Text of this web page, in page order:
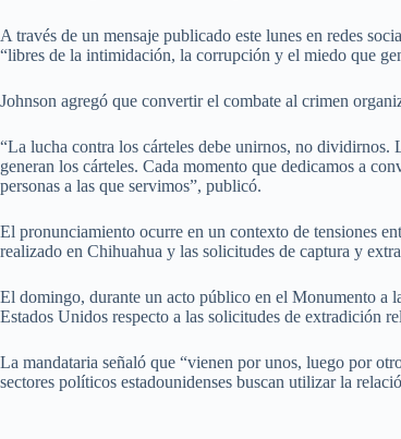
A través de un mensaje publicado este lunes en redes
“libres de la intimidación, la corrupción y el miedo que
Johnson agregó que convertir el combate al crimen
“La lucha contra los cárteles debe unirnos, no
generan los cárteles. Cada momento que dedicamos a
personas a las que servimos”, publicó.
El pronunciamiento ocurre en un contexto de tensiones
realizado en Chihuahua y las solicitudes de captura y
El domingo, durante un acto público en el Monumento a
Estados Unidos respecto a las solicitudes de extradición
La mandataria señaló que “vienen por unos, luego por
sectores políticos estadounidenses buscan utilizar la